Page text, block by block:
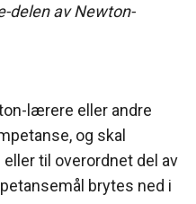
delen av Newton-
lærere eller andre
og skal
til overordnet del av
brytes ned i